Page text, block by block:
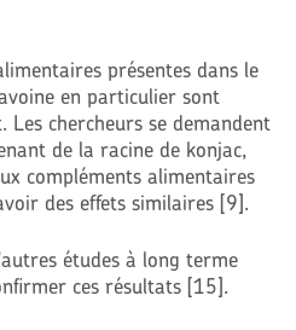
présentes dans le
en particulier sont
Les chercheurs se demandent
de la racine de konjac,
compléments alimentaires
des effets similaires [9].
études à long terme
ces résultats [15].